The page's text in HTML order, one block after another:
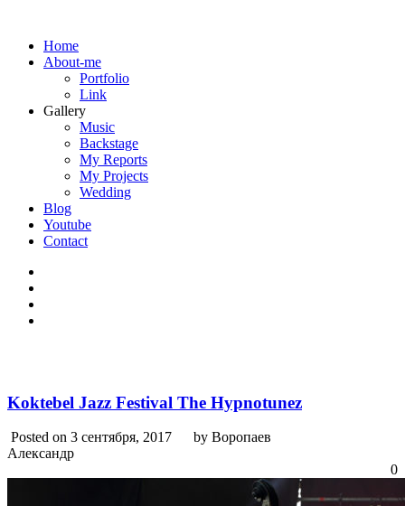
Home
About-me
Portfolio
Link
Gallery
Music
Backstage
My Reports
My Projects
Wedding
Blog
Youtube
Contact
Koktebel Jazz Festival The Hypnotunez
Posted on 3 сентября, 2017
by Воропаев
Александр
0